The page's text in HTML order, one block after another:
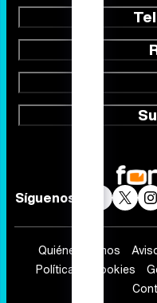
Síguenos
Quiénes somos
Política de cookies